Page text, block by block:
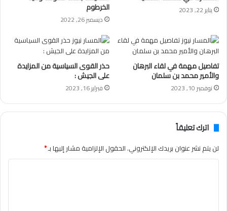
يناير 22, 2023 الخرطوم
ديسمبر 26, 2022
تفاصيل مهمة في لقاء البرهان
والأمير محمد بن سلمان
نوفمبر 10, 2023
حذر القوى السياسية من المزايدة
على الجيش :
فبراير 16, 2023
اترك تعليقاً
لن يتم نشر عنوان بريدك الإلكتروني.الحقول الإلزامية مشار إليها بـ*